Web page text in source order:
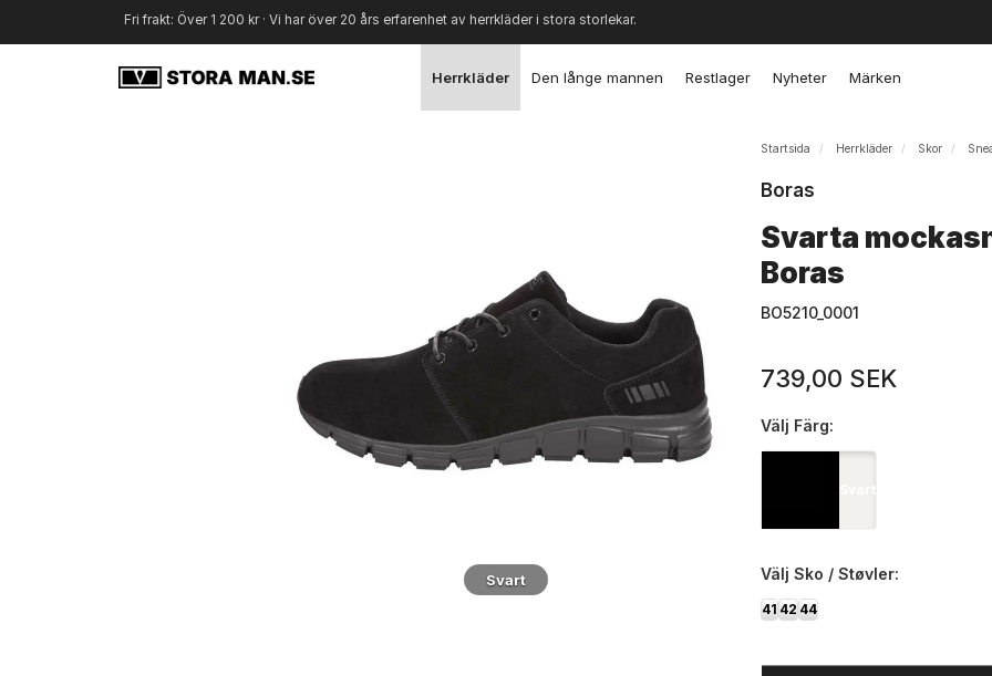
Fri frakt: Över 1 200 kr · Vi har över 20 års erfarenhet av herrkläder i stora storlekar.
Herrkläder Den långe mannen Restlager Nyheter Märken
Svart
Startsida Herrkläder Skor
Boras
Svarta
Boras
BO5210_0001
739,00 SEK
Välj Färg:
Svart
Välj Sko / Støvler:
41 42 44